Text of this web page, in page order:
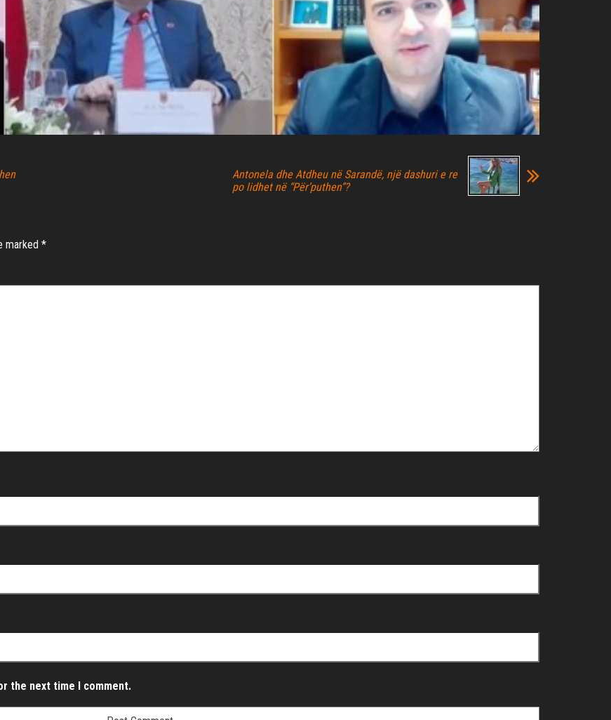
Antonela dhe Atdheu në Sarandë, një dashuri e re
po lidhet në “Për’puthen”?
marked *
the next time I comment.